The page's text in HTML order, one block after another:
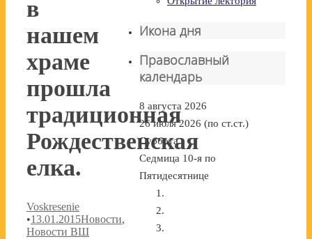
в
нашем
храме
прошла
традиционная
Рождественская
елка.
Voskresenie
•13.01.2015Новости,
Новости ВШ
Икона дня
Православный
календарь
8 августа 2026
26 июля 2026 (по ст.ст.)
Суббота
Седмица 10-я по
Пятидесятнице